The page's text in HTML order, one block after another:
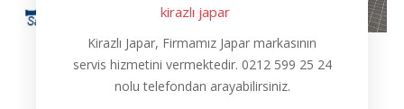
kirazlı japar
Kirazlı Japar, Firmamız Japar markasının
servis hizmetini vermektedir. 0212 599 25 24
nolu telefondan arayabilirsiniz.